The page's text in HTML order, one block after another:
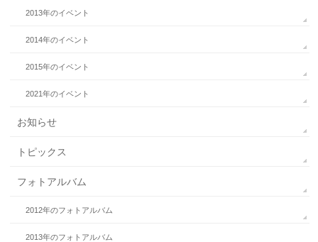
2013年のイベント
2014年のイベント
2015年のイベント
2021年のイベント
お知らせ
トピックス
フォトアルバム
2012年のフォトアルバム
2013年のフォトアルバム